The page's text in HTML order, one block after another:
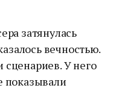
затянулась
вечностью.
сценариев. У него
показывали